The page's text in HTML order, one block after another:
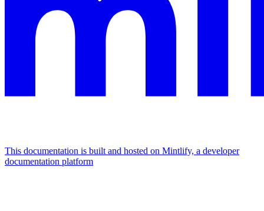
This documentation is built and hosted on Mintlify, a developer
documentation platform